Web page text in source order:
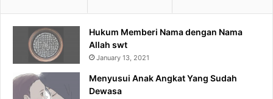
Hukum Memberi Nama dengan Nama
Allah swt
January 13, 2021
Menyusui Anak Angkat Yang Sudah
Dewasa